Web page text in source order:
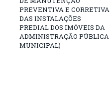
PREVENTIVA E CORRETIVA
DAS INSTALAÇÕES
PREDIAL DOS IMÓVEIS DA
ADMINISTRAÇÃO PÚBLICA
MUNICIPAL)